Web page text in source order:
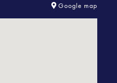
Google map